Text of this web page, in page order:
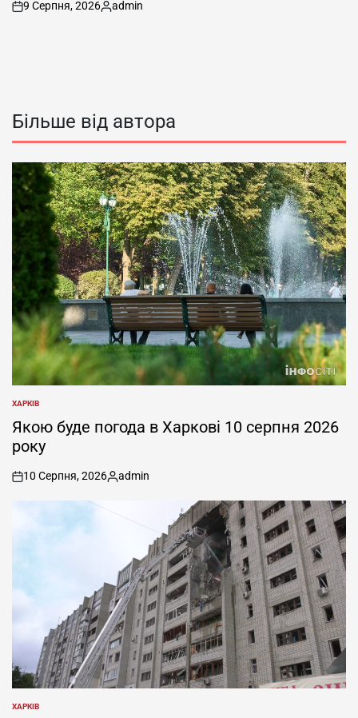
on
9 Серпня, 2026
Опубліковано
admin
Більше від автора
ОПУБЛІКУВАТИ
У
ХАРКІВ
Якою буде погода в Харкові 10 серпня 2026
року
on
10 Серпня, 2026
Опубліковано
admin
ОПУБЛІКУВАТИ
ХАРКІВ